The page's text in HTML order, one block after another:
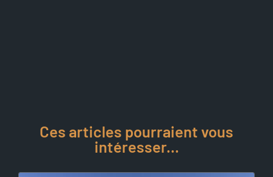
Ces articles pourraient vous
intéresser...